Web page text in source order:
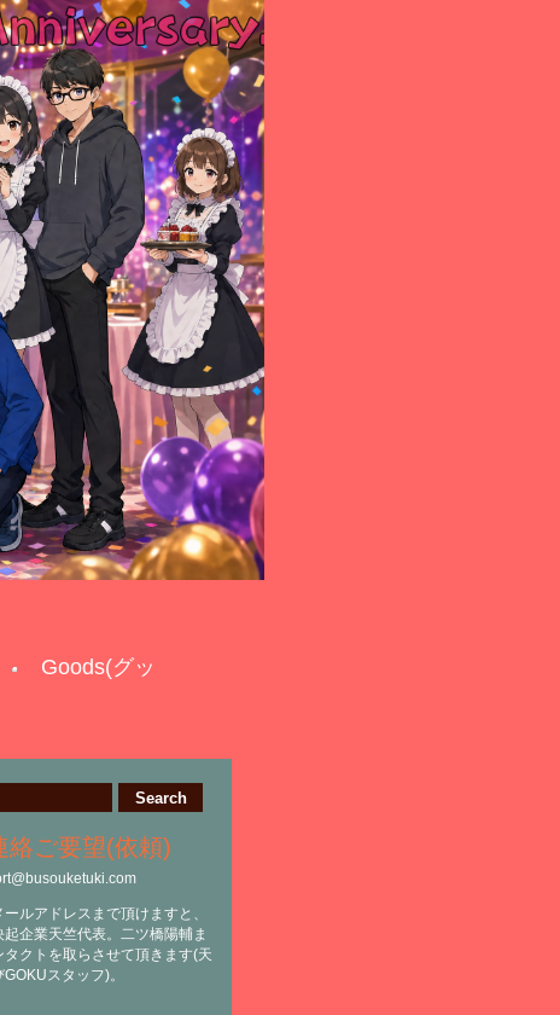
Goods(グッ
絡ご要望(依頼)
ールアドレスまで頂けますと、
起企業天竺代表。二ツ橋陽輔ま
タクトを取らさせて頂きます(天
スタッフ)。